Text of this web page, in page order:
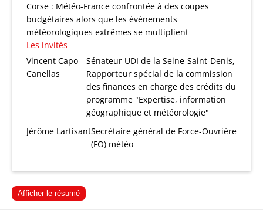
Corse : Météo-France confrontée à des coupes
budgétaires alors que les événements
météorologiques extrêmes se multiplient
Les invités
Vincent Capo-
Canellas
Sénateur UDI de la Seine-Saint-Denis,
Rapporteur spécial de la commission
des finances en charge des crédits du
programme "Expertise, information
géographique et météorologie"
Jérôme LartisantSecrétaire général de Force-Ouvrière
(FO) météo
Afficher le résumé